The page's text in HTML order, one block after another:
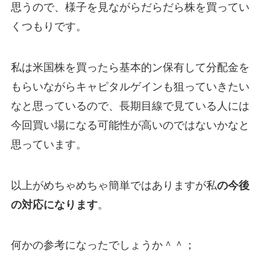
思うので、様子を見ながらだらだら株を買ってい
くつもりです。
私は米国株を買ったら基本的ン保有して分配金を
もらいながらキャピタルゲインも狙っていきたい
なと思っているので、長期目線で見ている人には
今回買い場になる可能性が高いのではないかなと
思っています。
以上がめちゃめちゃ簡単ではありますが私の今後
の対応になります。
何かの参考になったでしょうか＾＾；